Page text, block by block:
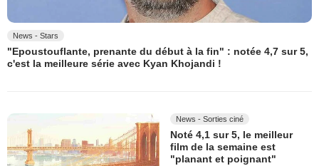
News - Stars
"Epoustouflante, prenante du début à la fin" : notée 4,7 sur 5,
c'est la meilleure série avec Kyan Khojandi !
News - Sorties ciné
Noté 4,1 sur 5, le meilleur
film de la semaine est
"planant et poignant"